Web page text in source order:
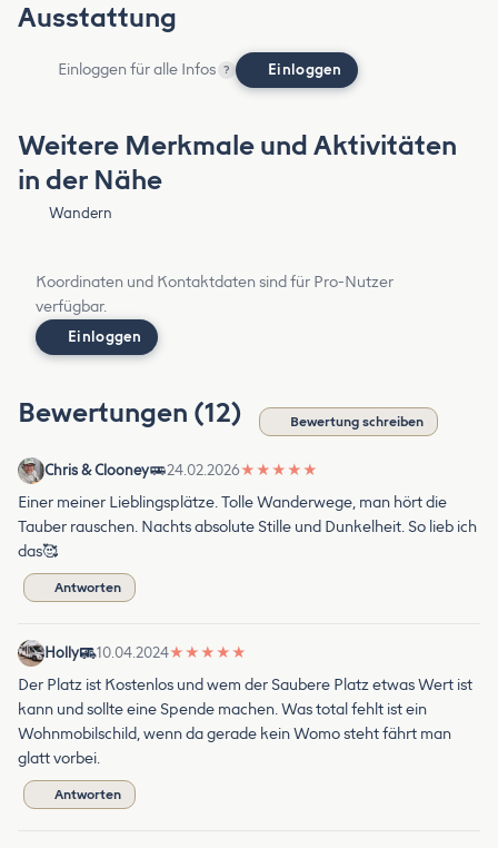
Ausstattung
Einloggen für alle Infos ? Einloggen
Weitere Merkmale und Aktivitäten
in der Nähe
Wandern
Koordinaten und Kontaktdaten sind für Pro-Nutzer
verfügbar.
Einloggen
Bewertungen (12) Bewertung schreiben
Chris & Clooney 24.02.2026★ ★ ★ ★ ★
Einer meiner Lieblingsplätze. Tolle Wanderwege, man hört die
Tauber rauschen. Nachts absolute Stille und Dunkelheit. So lieb ich
das🥰
Antworten
Holly 10.04.2024★ ★ ★ ★ ★
Der Platz ist Kostenlos und wem der Saubere Platz etwas Wert ist
kann und sollte eine Spende machen. Was total fehlt ist ein
Wohnmobilschild, wenn da gerade kein Womo steht fährt man
glatt vorbei.
Antworten